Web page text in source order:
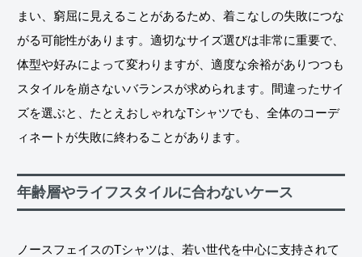
まい、窮屈に見えることがあるため、着こなしの失敗につな
がる可能性があります。適切なサイズ選びは非常に重要で、
体型や好みによって変わりますが、適度な余裕がありつつも
スタイルを崩さないバランスが求められます。間違ったサイ
ズを選ぶと、たとえおしゃれなTシャツでも、全体のコーデ
ィネートが失敗に終わることがあります。
年齢層やライフスタイルに合わないケース
ノースフェイスのTシャツは、若い世代を中心に支持されて